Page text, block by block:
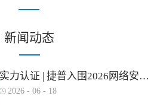
新闻动态
实力认证 | 捷普入围2026网络安全产业图谱多项细分领域！
2026 - 06 - 18